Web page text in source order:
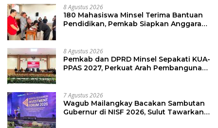
8 Agustus 2026
180 Mahasiswa Minsel Terima Bantuan
Pendidikan, Pemkab Siapkan Anggaran
8 Agustus 2026
Pemkab dan DPRD Minsel Sepakati KUA-
PPAS 2027, Perkuat Arah Pembangunan
7 Agustus 2026
Wagub Mailangkay Bacakan Sambutan
Gubernur di NISF 2026, Sulut Tawarkan